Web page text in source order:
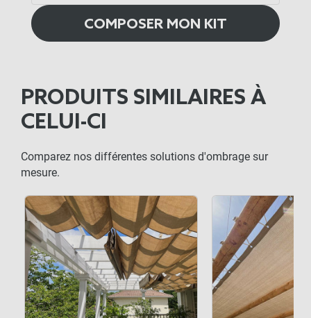
COMPOSER MON KIT
PRODUITS SIMILAIRES À
CELUI-CI
Comparez nos différentes solutions d'ombrage sur
mesure.